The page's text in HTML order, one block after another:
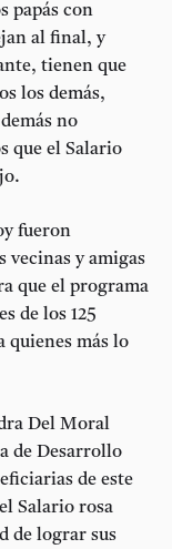
papás con
al final, y
tienen que
los demás,
no
que el Salario
fueron
vecinas y amigas
que el programa
de los 125
quienes más lo
Del Moral
de Desarrollo
de este
Salario rosa
de lograr sus